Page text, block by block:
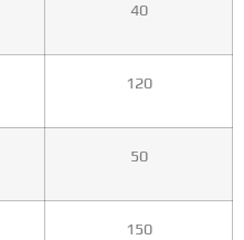
40
120
50
150